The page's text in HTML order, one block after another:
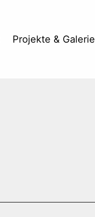
Projekte & Galerie